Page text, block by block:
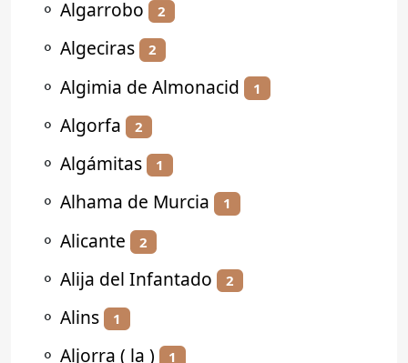
⚬ Algarrobo 2
⚬ Algeciras 2
⚬ Algimia de Almonacid 1
⚬ Algorfa 2
⚬ Algámitas 1
⚬ Alhama de Murcia 1
⚬ Alicante 2
⚬ Alija del Infantado 2
⚬ Alins 1
⚬ Aljorra ( la ) 1